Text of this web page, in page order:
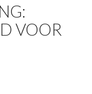
VOOR